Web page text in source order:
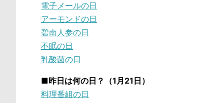
電子メールの日
アーモンドの日
碧南人参の日
不眠の日
乳酸菌の日
■昨日は何の日？（1月21日）
料理番組の日